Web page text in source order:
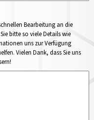
Bearbeitung an die
bitte so viele Details wie
uns zur Verfügung
Vielen Dank, dass Sie uns